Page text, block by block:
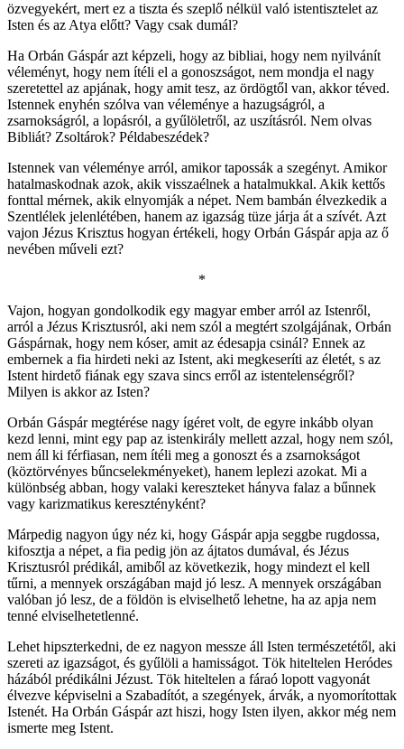
özvegyekért, mert ez a tiszta és szeplő nélkül való istentisztelet az
Isten és az Atya előtt? Vagy csak dumál?
Ha Orbán Gáspár azt képzeli, hogy az bibliai, hogy nem nyilvánít
véleményt, hogy nem ítéli el a gonoszságot, nem mondja el nagy
szeretettel az apjának, hogy amit tesz, az ördögtől van, akkor téved.
Istennek enyhén szólva van véleménye a hazugságról, a
zsarnokságról, a lopásról, a gyűlöletről, az uszításról. Nem olvas
Bibliát? Zsoltárok? Példabeszédek?
Istennek van véleménye arról, amikor tapossák a szegényt. Amikor
hatalmaskodnak azok, akik visszaélnek a hatalmukkal. Akik kettős
fonttal mérnek, akik elnyomják a népet. Nem bambán élvezkedik a
Szentlélek jelenlétében, hanem az igazság tüze járja át a szívét. Azt
vajon Jézus Krisztus hogyan értékeli, hogy Orbán Gáspár apja az ő
nevében műveli ezt?
*
Vajon, hogyan gondolkodik egy magyar ember arról az Istenről,
arról a Jézus Krisztusról, aki nem szól a megtért szolgájának, Orbán
Gáspárnak, hogy nem kóser, amit az édesapja csinál? Ennek az
embernek a fia hirdeti neki az Istent, aki megkeseríti az életét, s az
Istent hirdető fiának egy szava sincs erről az istentelenségről?
Milyen is akkor az Isten?
Orbán Gáspár megtérése nagy ígéret volt, de egyre inkább olyan
kezd lenni, mint egy pap az istenkirály mellett azzal, hogy nem szól,
nem áll ki férfiasan, nem ítéli meg a gonoszt és a zsarnokságot
(köztörvényes bűncselekményeket), hanem leplezi azokat. Mi a
különbség abban, hogy valaki kereszteket hányva falaz a bűnnek
vagy karizmatikus keresztényként?
Márpedig nagyon úgy néz ki, hogy Gáspár apja seggbe rugdossa,
kifosztja a népet, a fia pedig jön az ájtatos dumával, és Jézus
Krisztusról prédikál, amiből az következik, hogy mindezt el kell
tűrni, a mennyek országában majd jó lesz. A mennyek országában
valóban jó lesz, de a földön is elviselhető lehetne, ha az apja nem
tenné elviselhetetlenné.
Lehet hipszterkedni, de ez nagyon messze áll Isten természetétől, aki
szereti az igazságot, és gyűlöli a hamisságot. Tök hiteltelen Heródes
házából prédikálni Jézust. Tök hiteltelen a fáraó lopott vagyonát
élvezve képviselni a Szabadítót, a szegények, árvák, a nyomorítottak
Istenét. Ha Orbán Gáspár azt hiszi, hogy Isten ilyen, akkor még nem
ismerte meg Istent.